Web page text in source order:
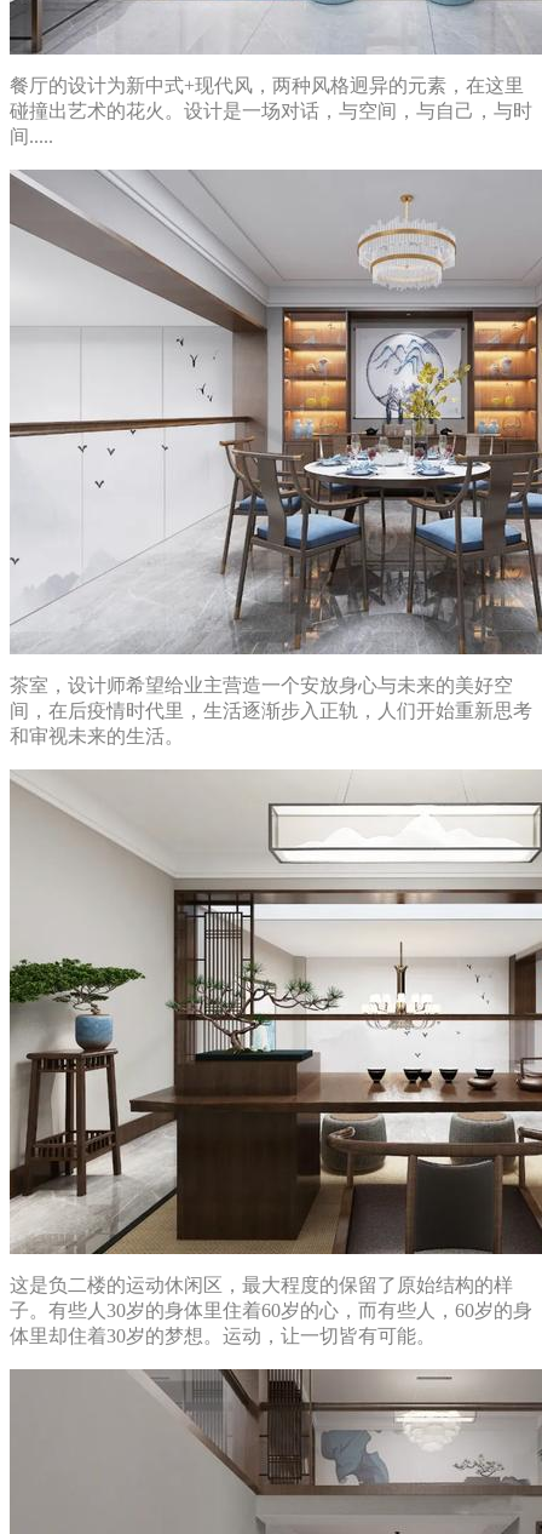
餐厅的设计为新中式+现代风，两种风格迥异的元素，在这里
碰撞出艺术的花火。设计是一场对话，与空间，与自己，与时
间.....
茶室，设计师希望给业主营造一个安放身心与未来的美好空
间，在后疫情时代里，生活逐渐步入正轨，人们开始重新思考
和审视未来的生活。
这是负二楼的运动休闲区，最大程度的保留了原始结构的样
子。有些人30岁的身体里住着60岁的心，而有些人，60岁的身
体里却住着30岁的梦想。运动，让一切皆有可能。